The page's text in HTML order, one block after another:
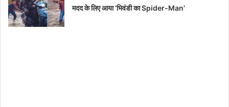
मदद के लिए आया ‘भिवंडी का Spider-Man’